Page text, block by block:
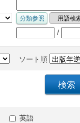
/
ソート順
英語